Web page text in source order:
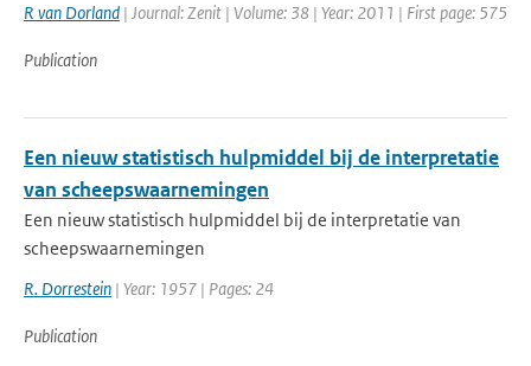
R van Dorland | Journal: Zenit | Volume: 38 | Year: 2011 | First page: 575
Publication
Een nieuw statistisch hulpmiddel bij de interpretatie
van scheepswaarnemingen
Een nieuw statistisch hulpmiddel bij de interpretatie van
scheepswaarnemingen
R. Dorrestein | Year: 1957 | Pages: 24
Publication